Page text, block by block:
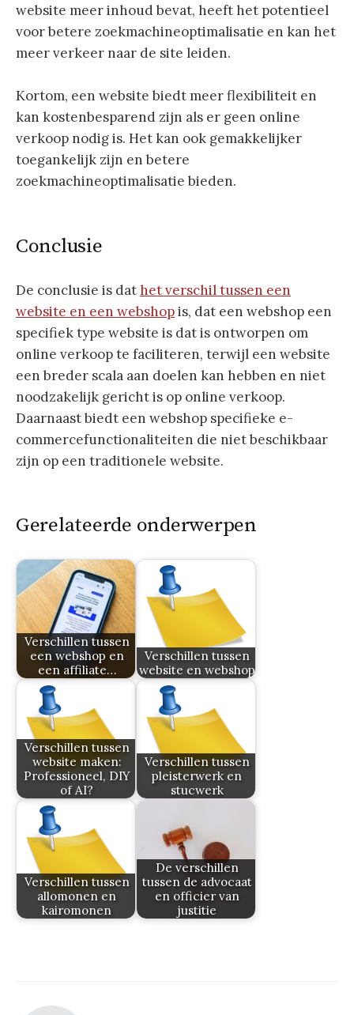
website meer inhoud bevat, heeft het potentieel
voor betere zoekmachineoptimalisatie en kan het
meer verkeer naar de site leiden.
Kortom, een website biedt meer flexibiliteit en
kan kostenbesparend zijn als er geen online
verkoop nodig is. Het kan ook gemakkelijker
toegankelijk zijn en betere
zoekmachineoptimalisatie bieden.
Conclusie
De conclusie is dathet verschil tussen een
website en een webshopis, dat een webshop een
specifiek type website is dat is ontworpen om
online verkoop te faciliteren, terwijl een website
een breder scala aan doelen kan hebben en niet
noodzakelijk gericht is op online verkoop.
Daarnaast biedt een webshop specifieke e-
commercefunctionaliteiten die niet beschikbaar
zijn op een traditionele website.
Gerelateerde onderwerpen
Verschillen tussen
een webshop en
een affiliate…
Verschillen tussen
website en webshop
Verschillen tussen
website maken:
Professioneel, DIY
of AI?
Verschillen tussen
pleisterwerk en
stucwerk
Verschillen tussen
allomonen en
kairomonen
De verschillen
tussen de advocaat
en officier van
justitie